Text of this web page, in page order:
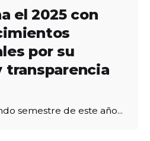
el 2025 con
por su
transparencia
semestre de este año...